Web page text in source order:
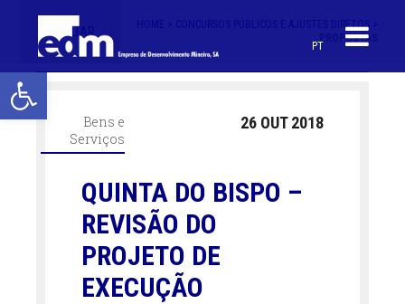
Open toolbar
PT
< VOLTAR
CONCURSOS PÚBLICOS E AJUSTES DIRETOS >
PROPOSTAS
Bens e
Serviços
26 OUT 2018
QUINTA DO BISPO –
REVISÃO DO
PROJETO DE
EXECUÇÃO